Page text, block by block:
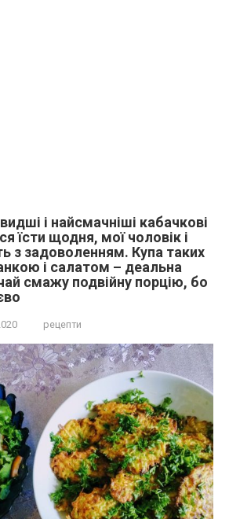
і найсмачніші кабачкові
їсти щодня, мої чоловік і
з задоволенням. Купа таких
і салатом – деальна
смажу подвійну порцію, бо
рецепти